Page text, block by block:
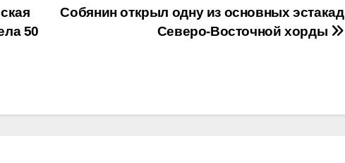
Собянин открыл одну из основных эстакад
Северо-Восточной хорды
50